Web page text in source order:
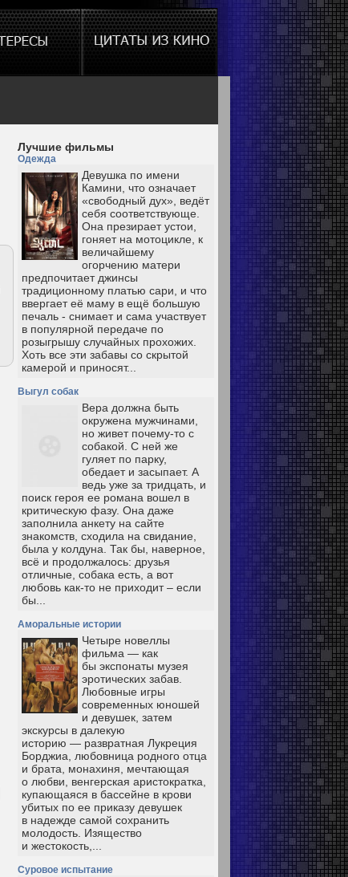
Лучшие фильмы
Одежда
Девушка по имени
Камини, что означает
«свободный дух», ведёт
себя соответствующе.
Она презирает устои,
гоняет на мотоцикле, к
величайшему
огорчению матери
предпочитает джинсы
традиционному платью сари, и что
ввергает её маму в ещё большую
печаль - снимает и сама участвует
в популярной передаче по
розыгрышу случайных прохожих.
Хоть все эти забавы со скрытой
камерой и приносят...
Выгул собак
Вера должна быть
окружена мужчинами,
но живет почему-то с
собакой. С ней же
гуляет по парку,
обедает и засыпает. А
ведь уже за тридцать, и
поиск героя ее романа вошел в
критическую фазу. Она даже
заполнила анкету на сайте
знакомств, сходила на свидание,
была у колдуна. Так бы, наверное,
всё и продолжалось: друзья
отличные, собака есть, а вот
любовь как-то не приходит – если
бы...
Аморальные истории
Четыре новеллы
фильма — как
бы экспонаты музея
эротических забав.
Любовные игры
современных юношей
и девушек, затем
экскурсы в далекую
историю — развратная Лукреция
Борджиа, любовница родного отца
и брата, монахиня, мечтающая
о любви, венгерская аристократка,
купающаяся в бассейне в крови
убитых по ее приказу девушек
в надежде самой сохранить
молодость. Изящество
и жестокость,...
Суровое испытание